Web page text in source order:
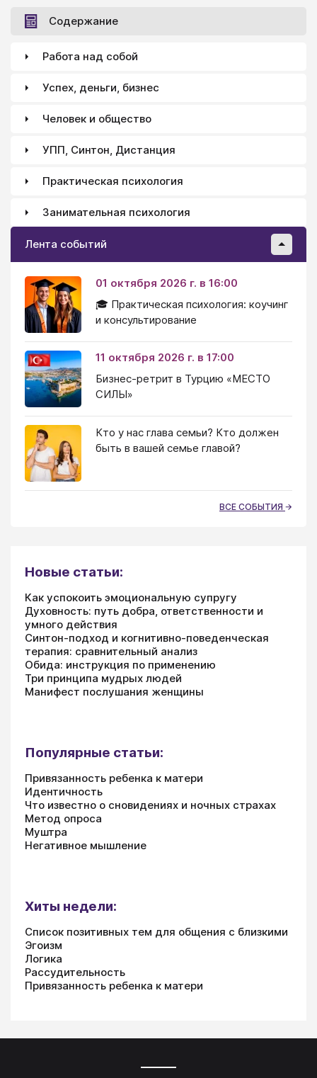
Содержание
Работа над собой
Успех, деньги, бизнес
Человек и общество
УПП, Синтон, Дистанция
Практическая психология
Занимательная психология
Лента событий
01 октября 2026 г. в 16:00
🎓 Практическая психология: коучинг
и консультирование
11 октября 2026 г. в 17:00
Бизнес-ретрит в Турцию «МЕСТО
СИЛЫ»
Кто у нас глава семьи? Кто должен
быть в вашей семье главой?
ВСЕ СОБЫТИЯ
Новые статьи:
Как успокоить эмоциональную супругу
Духовность: путь добра, ответственности и
умного действия
Синтон-подход и когнитивно-поведенческая
терапия: сравнительный анализ
Обида: инструкция по применению
Три принципа мудрых людей
Манифест послушания женщины
Популярные статьи:
Привязанность ребенка к матери
Идентичность
Что известно о сновидениях и ночных страхах
Метод опроса
Муштра
Негативное мышление
Хиты недели:
Список позитивных тем для общения с близкими
Эгоизм
Логика
Рассудительность
Привязанность ребенка к матери